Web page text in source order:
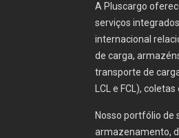
A Pluscargo
serviços
internacional
de carga,
transporte de
LCL e FCL),
Nosso portfólio de
armazenamento,